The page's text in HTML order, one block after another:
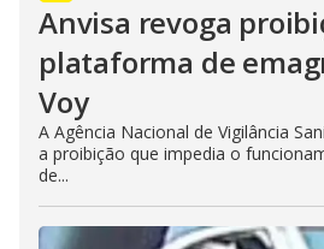
Anvisa revoga
plataforma de
Voy
A Agência Nacional de Vigilância
a proibição que impedia o
de...